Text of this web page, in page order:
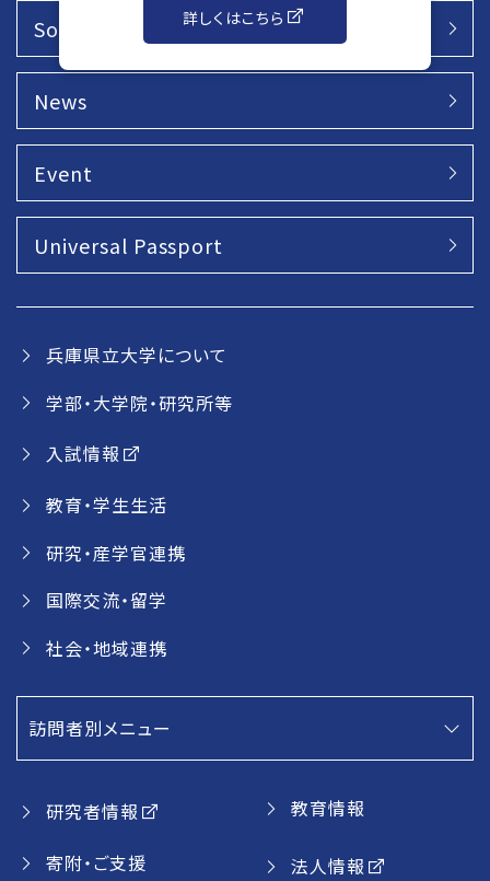
Social Action
News
Event
Universal Passport
兵庫県立大学について
学部・大学院・研究所等
入試情報
教育・学生生活
研究・産学官連携
国際交流・留学
社会・地域連携
訪問者別メニュー
研究者情報 教育情報
寄附・ご支援 法人情報
詳しくはこちら